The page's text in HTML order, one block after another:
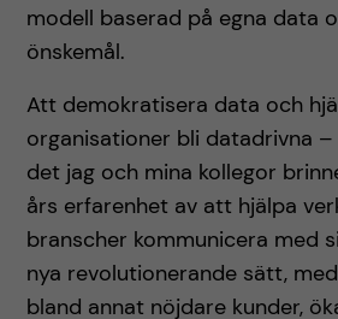
modell baserad på egna data
önskemål.
Att demokratisera data och
organisationer bli datadrivna
det jag och mina kollegor
års erfarenhet av att hjälpa
branscher kommunicera med
nya revolutionerande sätt,
bland annat nöjdare kunder,